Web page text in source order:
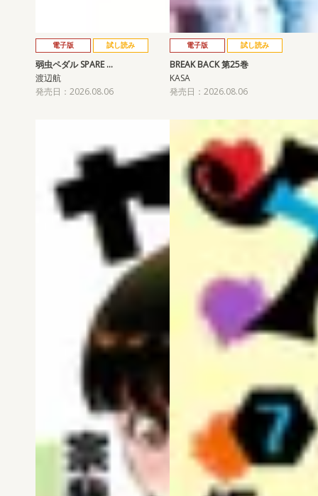
電子版 試し読み
弱虫ペダル SPARE …
渡辺航
発売日：2026.08.06
電子版 試し読み
BREAK BACK 第25巻
KASA
発売日：2026.08.06